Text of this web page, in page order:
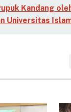
Kandang
Universitas